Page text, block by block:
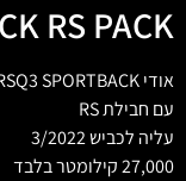
RS PACK
אודי RSQ3 SPORTBACK
עם חבילת RS
עליה לכביש 3/2022
27,000 קילומטר בלבד